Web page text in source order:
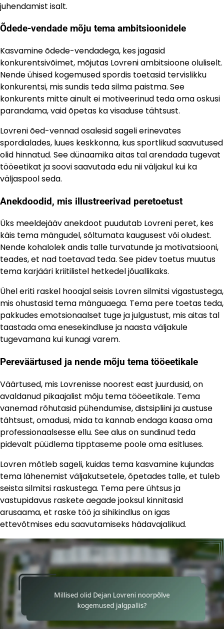
juhendamist isalt.
Õdede-vendade mõju tema ambitsioonidele
Kasvamine õdede-vendadega, kes jagasid
konkurentsivõimet, mõjutas Lovreni ambitsioone oluliselt.
Nende ühised kogemused spordis toetasid tervislikku
konkurentsi, mis sundis teda silma paistma. See
konkurents mitte ainult ei motiveerinud teda oma oskusi
parandama, vaid õpetas ka visaduse tähtsust.
Lovreni õed-vennad osalesid sageli erinevates
spordialades, luues keskkonna, kus sportlikud saavutused
olid hinnatud. See dünaamika aitas tal arendada tugevat
tööeetikat ja soovi saavutada edu nii väljakul kui ka
väljaspool seda.
Anekdoodid, mis illustreerivad peretoetust
Üks meeldejääv anekdoot puudutab Lovreni peret, kes
käis tema mängudel, sõltumata kaugusest või oludest.
Nende kohalolek andis talle turvatunde ja motivatsiooni,
teades, et nad toetavad teda. See pidev toetus muutus
tema karjääri kriitilistel hetkedel jõuallikaks.
Ühel eriti raskel hooajal seisis Lovren silmitsi vigastustega,
mis ohustasid tema mänguaega. Tema pere toetas teda,
pakkudes emotsionaalset tuge ja julgustust, mis aitas tal
taastada oma enesekindluse ja naasta väljakule
tugevamana kui kunagi varem.
Pereväärtused ja nende mõju tema tööeetikale
Väärtused, mis Lovrenisse noorest east juurdusid, on
avaldanud pikaajalist mõju tema tööeetikale. Tema
vanemad rõhutasid pühendumise, distsipliini ja austuse
tähtsust, omadusi, mida ta kannab endaga kaasa oma
professionaalsesse ellu. See alus on sundinud teda
pidevalt püüdlema tipptaseme poole oma esitluses.
Lovren mõtleb sageli, kuidas tema kasvamine kujundas
tema lähenemist väljakutsetele, õpetades talle, et tuleb
seista silmitsi raskustega. Tema pere ühtsus ja
vastupidavus raskete aegade jooksul kinnitasid
arusaama, et raske töö ja sihikindlus on igas
ettevõtmises edu saavutamiseks hädavajalikud.